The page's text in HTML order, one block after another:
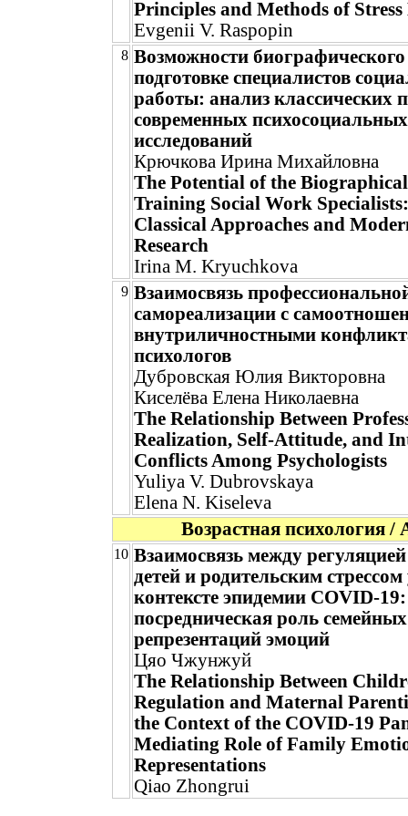
Principles and Methods of
Evgenii V. Raspopin
8 Возможности биографического
подготовке специалистов
работы: анализ классических
современных психосоциальных
исследований
Крючкова Ирина Михайловна
The Potential of the
Training Social Work
Classical Approaches and
Research
Irina M. Kryuchkova
9 Взаимосвязь
самореализации с
внутриличностными
психологов
Дубровская Юлия Викторовна
Киселёва Елена Николаевна
The Relationship Between
Realization, Self-Attitude, and
Conflicts Among Psychologists
Yuliya V. Dubrovskaya
Elena N. Kiseleva
Возрастная психология /
10 Взаимосвязь между
детей и родительским
контексте эпидемии COVID-19:
посредническая роль семейных
репрезентаций эмоций
Цяо Чжунжуй
The Relationship Between
Regulation and Maternal
the Context of the COVID-19
Mediating Role of Family
Representations
Qiao Zhongrui